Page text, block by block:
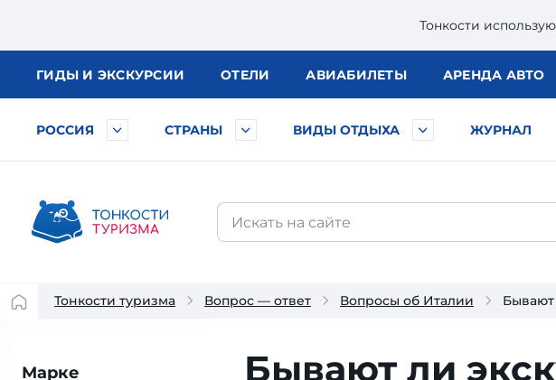
Тонкости
ГИДЫ И ЭКСКУРСИИ ОТЕЛИ АВИАБИЛЕТЫ АРЕНДА АВТО
РОССИЯ СТРАНЫ ВИДЫ ОТДЫХА ЖУРНАЛ
Тонкости туризма Вопрос — ответ Вопросы об Италии
Марке
Бывают ли